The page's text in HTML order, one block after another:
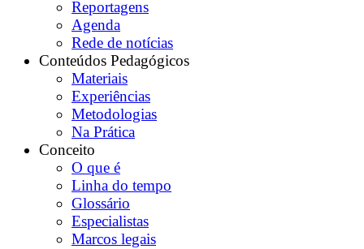
Reportagens
Agenda
Rede de notícias
Conteúdos Pedagógicos
Materiais
Experiências
Metodologias
Na Prática
Conceito
O que é
Linha do tempo
Glossário
Especialistas
Marcos legais